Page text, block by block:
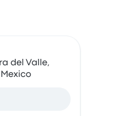
del Valle,